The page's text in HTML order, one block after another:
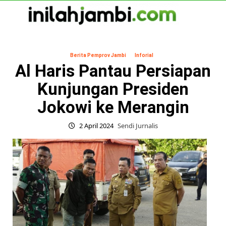
Berita Pemprov Jambi Inforial
Al Haris Pantau Persiapan
Kunjungan Presiden
Jokowi ke Merangin
2 April 2024 Sendi Jurnalis